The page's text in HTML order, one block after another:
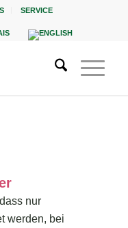
SERVICE
nur
werden, bei